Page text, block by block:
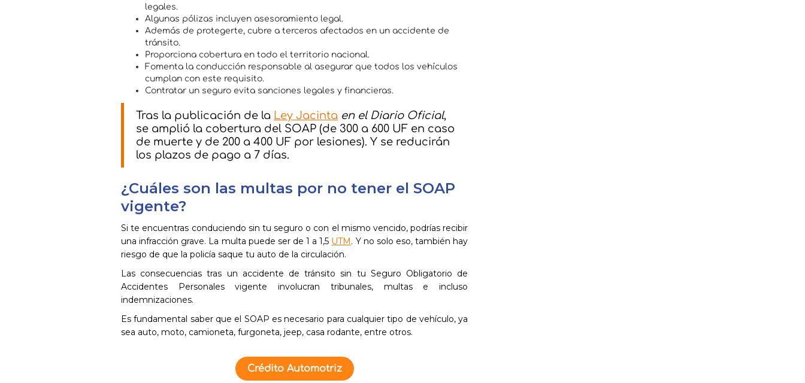
legales.
Algunas pólizas incluyen asesoramiento legal.
Además de protegerte, cubre a terceros afectados en un accidente de
tránsito.
Proporciona cobertura en todo el territorio nacional.
Fomenta la conducción responsable al asegurar que todos los vehículos
cumplan con este requisito.
Contratar un seguro evita sanciones legales y financieras.
Tras la publicación de la Ley Jacinta en el Diario Oficial,
se amplió la cobertura del SOAP (de 300 a 600 UF en caso
de muerte y de 200 a 400 UF por lesiones). Y se reducirán
los plazos de pago a 7 días.
¿Cuáles son las multas por no tener el SOAP
vigente?
Si te encuentras conduciendo sin tu seguro o con el mismo vencido, podrías recibir
una infracción grave. La multa puede ser de 1 a 1,5 UTM. Y no solo eso, también hay
riesgo de que la policía saque tu auto de la circulación.
Las consecuencias tras un accidente de tránsito sin tu Seguro Obligatorio de
Accidentes Personales vigente involucran tribunales, multas e incluso
indemnizaciones.
Es fundamental saber que el SOAP es necesario para cualquier tipo de vehículo, ya
sea auto, moto, camioneta, furgoneta, jeep, casa rodante, entre otros.
Crédito Automotriz